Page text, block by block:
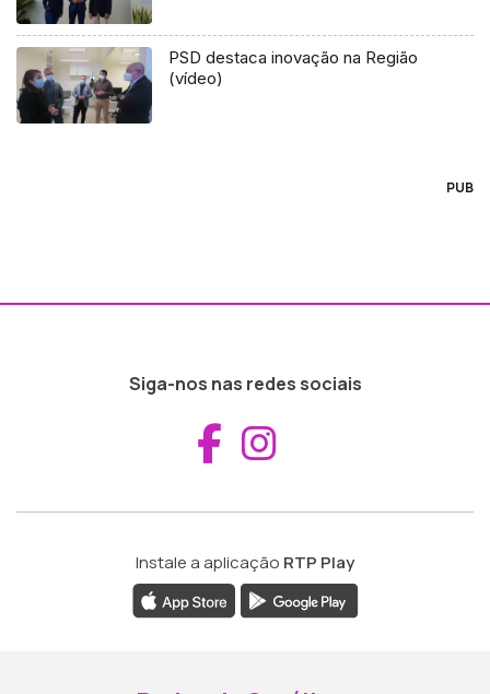
PSD destaca inovação na Região
(vídeo)
PUB
Siga-nos nas redes sociais
Aceder ao
Instale a aplicação RTP Play